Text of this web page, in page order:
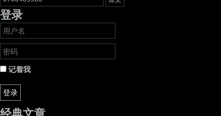
登录
记着我
登录